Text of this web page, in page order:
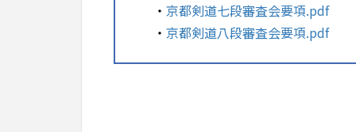
・ 京都剣道七段審査会要項.pdf
・ 京都剣道八段審査会要項.pdf